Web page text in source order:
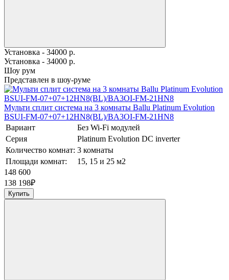
Установка - 34000 р.
Установка - 34000 р.
Шоу рум
Представлен в шоу-руме
Мульти сплит система на 3 комнаты Ballu Platinum Evolution
BSUI-FM-07+07+12HN8(BL)/BA3OI-FM-21HN8
Вариант
Без Wi-Fi модулей
Серия
Platinum Evolution DC inverter
Количество комнат: 3 комнаты
Площади комнат:
15, 15 и 25 м2
148 600
138 198₽
Купить